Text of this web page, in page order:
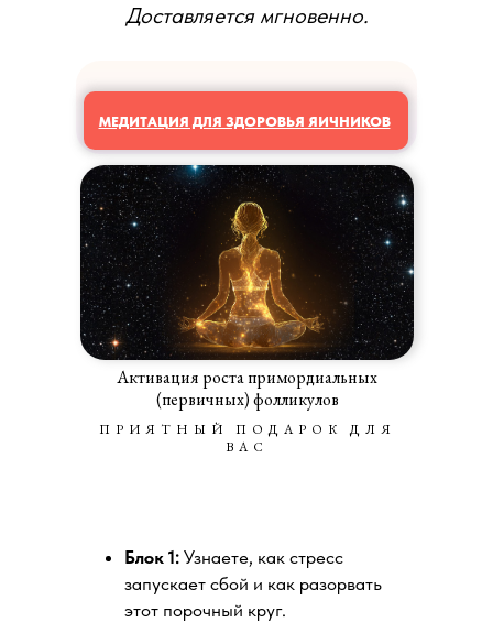
Доставляется мгновенно.
МЕДИТАЦИЯ ДЛЯ ЗДОРОВЬЯ ЯИЧНИКОВ
ПРИЯТНЫЙ ПОДАРОК ДЛЯ
ВАС
Активация роста примордиальных
(первичных) фолликулов
Блок 1: Узнаете, как стресс
запускает сбой и как разорвать
этот порочный круг.